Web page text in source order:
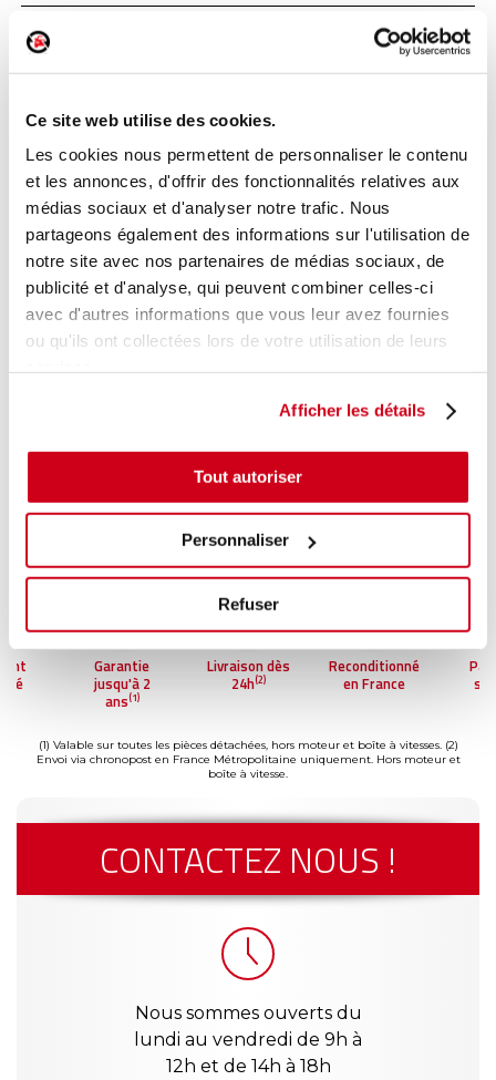
Ce site web utilise des cookies.
Les cookies nous permettent de personnaliser le contenu
et les annonces, d'offrir des fonctionnalités relatives aux
médias sociaux et d'analyser notre trafic. Nous
partageons également des informations sur l'utilisation de
notre site avec nos partenaires de médias sociaux, de
publicité et d'analyse, qui peuvent combiner celles-ci
avec d'autres informations que vous leur avez fournies
ou qu'ils ont collectées lors de votre utilisation de leurs
Afficher les détails
Tout autoriser
Personnaliser
Refuser
Poignée intérieure porte avant droite
Réf. constructeur :9144A4
Modèle de provenance
Caractéristiques techniques
En stock 15,00 € TTC
AJOUTER AU PANIER
Garantie
jusqu'à 2
ans(1)
Livraison dès
24h(2)
Reconditionné
en France
(1) Valable sur toutes les pièces détachées, hors moteur et boîte à vitesses. (2)
Envoi via chronopost en France Métropolitaine uniquement. Hors moteur et
boîte à vitesse.
CONTACTEZ NOUS !
Nous sommes ouverts du
lundi au vendredi de 9h à
12h et de 14h à 18h